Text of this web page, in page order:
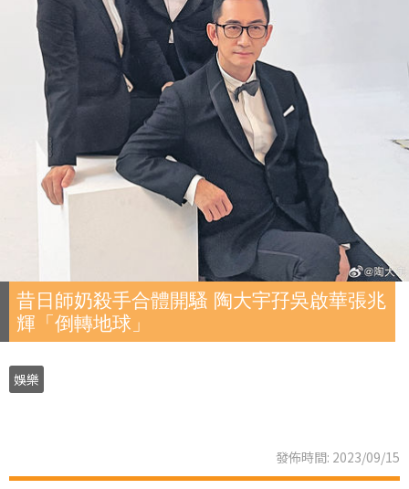
昔日師奶殺手合體開騷 陶大宇孖吳啟華張兆
輝「倒轉地球」
娛樂
發佈時間: 2023/09/15